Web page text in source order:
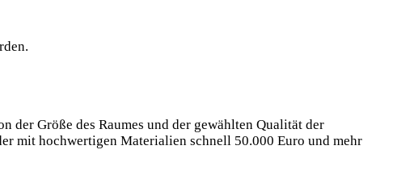
Größe des Raumes und der gewählten Qualität der
mit hochwertigen Materialien schnell 50.000 Euro und mehr